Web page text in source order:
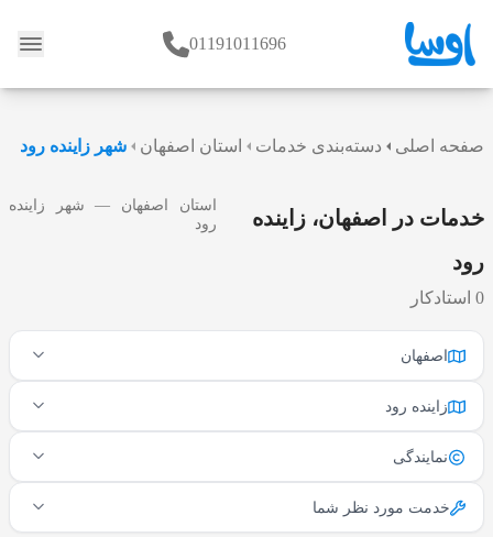
وبلاگ 01191011696
صفحه اصلی دسته‌بندی خدمات استان اصفهان شهر زاینده رود
خدمات در اصفهان، زاینده
رود
0 استادکار
استان اصفهان — شهر زاینده
رود
اصفهان
زاینده رود
نمایندگی
خدمت مورد نظر شما